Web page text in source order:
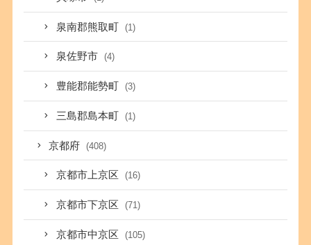
泉南郡熊取町 (1)
泉佐野市 (4)
豊能郡能勢町 (3)
三島郡島本町 (1)
京都府 (408)
京都市上京区 (16)
京都市下京区 (71)
京都市中京区 (105)